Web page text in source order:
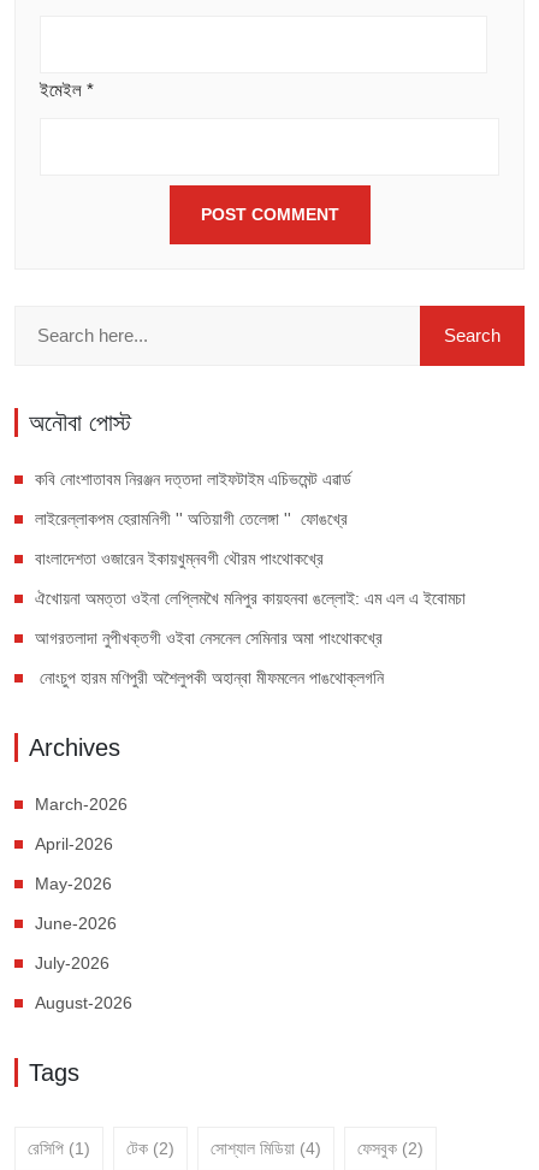
ইমেইল *
অনৌবা পোস্ট
কবি নোংশাতাবম নিরঞ্জন দত্তদা লাইফটাইম এচিভমেন্ট এৱার্ড
লাইরেল্লাকপম হেরামনিগী '' অতিয়াগী তেলেঙ্গা '' ফোঙখ্রে
বাংলাদেশতা ওজারেন ইকায়খুম্নবগী থৌরম পাংথোকখ্রে
ঐখোয়না অমত্তা ওইনা লেপ্লিমখৈ মনিপুর কায়হনবা ঙল্লোই: এম এল এ ইবোমচা
আগরতলাদা নুপীখক্তগী ওইবা নেসনেল সেমিনার অমা পাংথোকখ্রে
নোংচুপ হারম মণিপুরী অশৈলুপকী অহান্বা মীফমলেন পাঙথোক্লগনি
Archives
March-2026
April-2026
May-2026
June-2026
July-2026
August-2026
Tags
রেসিপি (1) টেক (2) সোশ্যাল মিডিয়া (4) ফেসবুক (2)